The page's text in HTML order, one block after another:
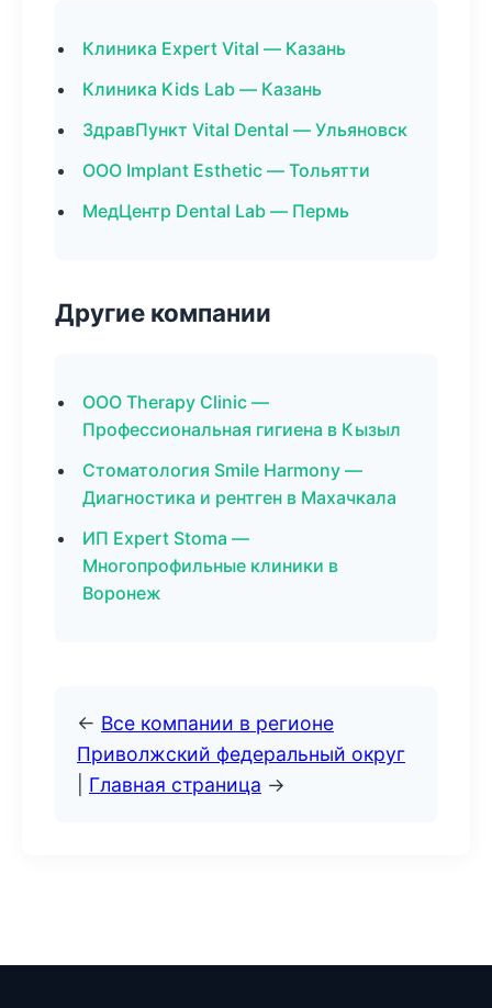
Клиника Expert Vital — Казань
Клиника Kids Lab — Казань
ЗдравПункт Vital Dental — Ульяновск
ООО Implant Esthetic — Тольятти
МедЦентр Dental Lab — Пермь
Другие компании
ООО Therapy Clinic —
Профессиональная гигиена в Кызыл
Стоматология Smile Harmony —
Диагностика и рентген в Махачкала
ИП Expert Stoma —
Многопрофильные клиники в
Воронеж
← Все компании в регионе
Приволжский федеральный округ
Главная страница →